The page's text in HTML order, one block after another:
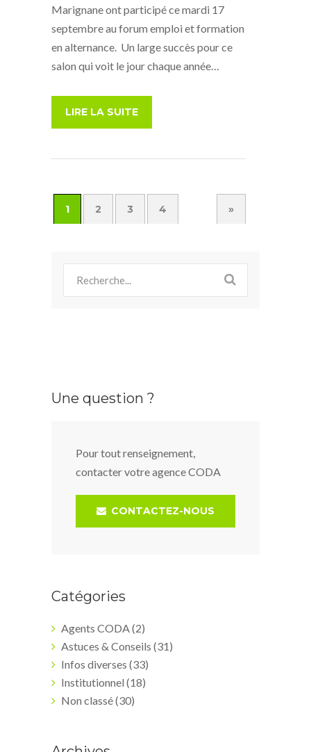
Marignane ont participé ce mardi 17
septembre au forum emploi et formation
en alternance. Un large succès pour ce
salon qui voit le jour chaque année…
LIRE LA SUITE
1 2 3 4 »
Une question ?
Pour tout renseignement,
contacter votre agence CODA
CONTACTEZ-NOUS
Catégories
Agents CODA(2)
Astuces & Conseils (31)
Infos diverses (33)
Institutionnel (18)
Non classé(30)